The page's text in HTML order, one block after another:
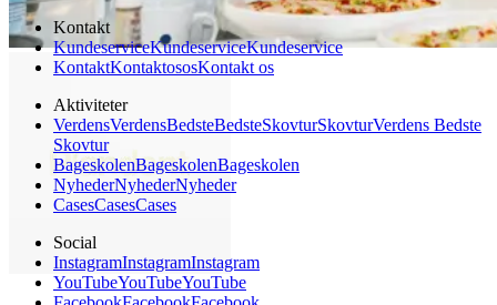
Kontakt
KundeserviceKundeserviceKundeservice
KontaktKontaktososKontakt os
Aktiviteter
VerdensVerdensBedsteBedsteSkovturSkovturVerdens Bedste
Skovtur
BageskolenBageskolenBageskolen
NyhederNyhederNyheder
CasesCasesCases
Social
InstagramInstagramInstagram
YouTubeYouTubeYouTube